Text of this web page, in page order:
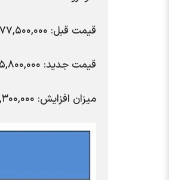
قیمت قبل: ۳,۳۷۷,۵۰۰,۰۰۰ تومان
قیمت جدید: ۳,۴۰۵,۸۰۰,۰۰۰ تومان
میزان افزایش: ۲۸,۳۰۰,۰۰۰ تومان | گروه رسانه‌ای